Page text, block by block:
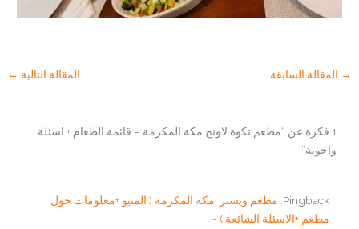
→ المقالة السابقة المقالة التالية ←
1 فكرة عن “مطعم تكوة لاونج مكة المكرمة – قائمة الطعام + اسئلة
واجوبة”
Pingback: مطعم ويستر مكة المكرمة ( المنيو +معلومات حول
مطعم +الاسئلة الشائعة ) -